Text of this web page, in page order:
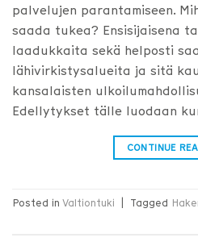
palvelujen parantamiseen.
saada tukea? Ensisijaisena
laadukkaita sekä helposti
lähivirkistysalueita ja sitä
kansalaisten
Edellytykset tälle luodaan
CONTINUE
Posted in Valtiontuki Tagged